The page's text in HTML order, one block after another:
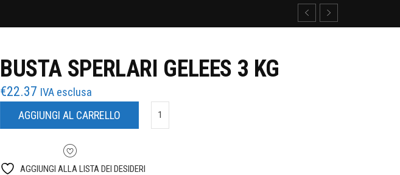
BUSTA SPERLARI GELEES 3 KG
€22.37 IVA esclusa
AGGIUNGI AL CARRELLO
AGGIUNGI ALLA LISTA DEI DESIDERI